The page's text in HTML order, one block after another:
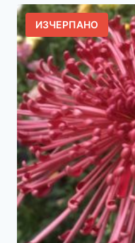
ИЗЧЕРПАНО